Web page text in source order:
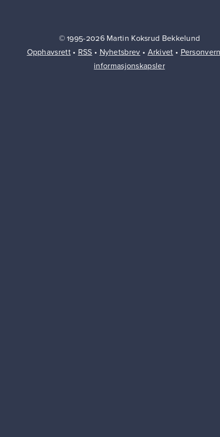
© 1995-2026 Martin Koksrud Bekkelund
Opphavsrett• RSS • Nyhetsbrev • Arkivet •
informasjonskapsler